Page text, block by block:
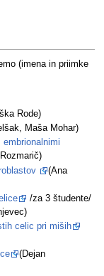
(imena in priimke
Rode)
Maša Mohar)
(Ana
/za 3 študente/
celic pri miših
(Dejan